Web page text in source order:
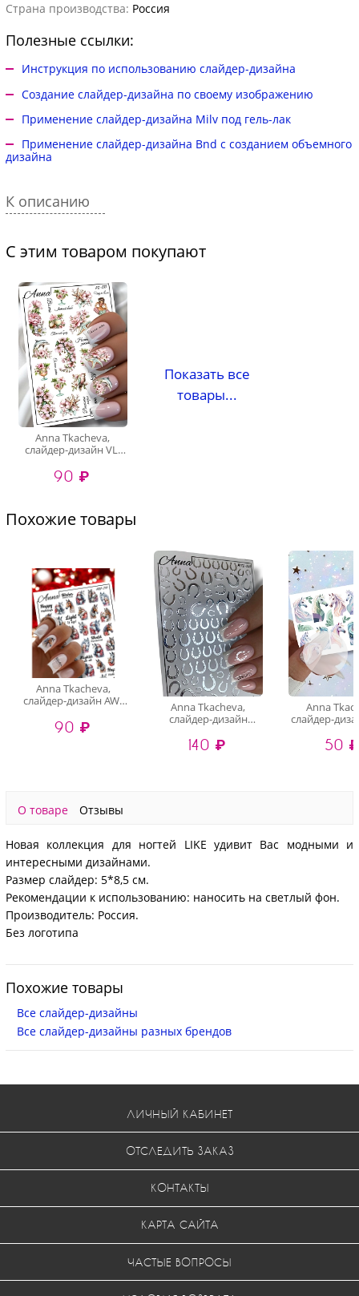
Страна производства: Россия
Полезные ссылки:
Инструкция по использованию слайдер-дизайна
Создание слайдер-дизайна по своему изображению
Применение слайдер-дизайна Milv под гель-лак
Применение слайдер-дизайна Bnd с созданием объемного
дизайна
К описанию
С этим товаром покупают
Anna Tkacheva,
слайдер-дизайн VL-
90 ₽
Показать все
товары...
Похожие товары
Anna Tkacheva,
слайдер-дизайн AW-
90 ₽
Anna Tkacheva,
слайдер-дизайн
MTL-260
140 ₽
Anna
слайдер-
50 ₽
О товаре Отзывы
Новая коллекция для ногтей LIKE удивит Вас модными и
интересными дизайнами.
Размер слайдер: 5*8,5 см.
Рекомендации к использованию: наносить на светлый фон.
Производитель: Россия.
Без логотипа
Похожие товары
Все слайдер-дизайны
Все слайдер-дизайны разных брендов
ЛИЧНЫЙ КАБИНЕТ
ОТСЛЕДИТЬ ЗАКАЗ
КОНТАКТЫ
КАРТА САЙТА
ЧАСТЫЕ ВОПРОСЫ